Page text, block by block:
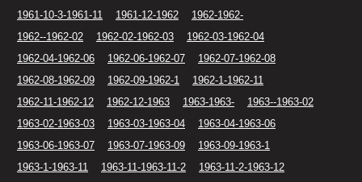
1961-10-3-1961-11
1961-12-1962
1962-1962-
1962--1962-02
1962-02-1962-03
1962-03-1962-04
1962-04-1962-06
1962-06-1962-07
1962-07-1962-08
1962-08-1962-09
1962-09-1962-1
1962-1-1962-11
1962-11-1962-12
1962-12-1963 1963-1963-
1963--1963-02
1963-02-1963-03
1963-03-1963-04
1963-04-1963-06
1963-06-1963-07
1963-07-1963-09
1963-09-1963-1
1963-1-1963-11
1963-11-1963-11-2
1963-11-2-1963-12